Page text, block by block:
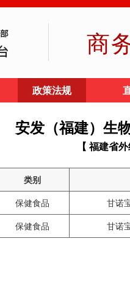
商
政策法规
安发（福建）生
【 福建省
类别
保健食品
甘诺
保健食品 甘诺